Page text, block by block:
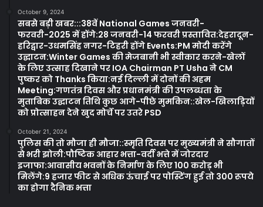
October 9, 2024
सबसे बड़ी खबर:::38वें National Games जनवरी-
फरवरी-2025 में होंगे:28 जनवरी-14 फरवरी प्रस्तावित:देहरादून-
हरिद्वार-उधमसिंह नगर-टिहरी होंगे Events:PM मोदी करेंगे
उद्घाटन:Winter Games की मेजबानी भी स्वीकार करने-खेलों
के लिए उत्साह दिखाने पर IOA Chairman PT Usha ने CM
पुष्कर को Thanks किया:नई दिल्ली में दोनों की अहम
Meeting:गणतंत्र दिवस और प्रधानमंत्री की उपलब्धता के
मुताबिक उद्घाटन तिथि कुछ आगे-पीछे मुमकिन::खेल-खिलाड़ियों
को प्रोत्साहन देने खुद मोर्चे पर उतरे PSD
October 21, 2024
पुलिस की तो मौजा ही मौजा::स्मृति दिवस पर मुख्यमंत्री ने सौगातों
से भरी झोली:पौष्टिक आहार भत्ता-वर्दी भत्ते में जोरदार
इजाफा:आवासीय भवनों के निर्माण के लिए 100 करोड़ भी
मिलेंगे:9 हजार फीट से अधिक ऊंचाई पर पोस्टिंग हुई तो 300 रूपये
का होगा दैनिक भत्ता